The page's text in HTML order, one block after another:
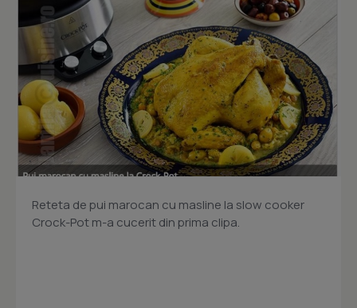
Reteta de pui marocan cu masline la slow cooker
Crock-Pot m-a cucerit din prima clipa.